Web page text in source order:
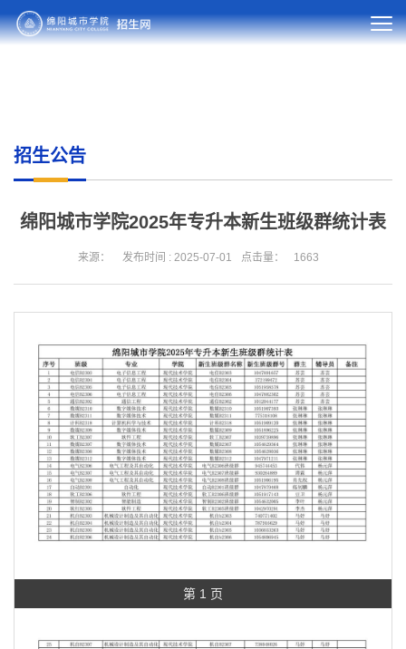
招生公告
绵阳城市学院2025年专升本新生班级群统计表
来源： 发布时间 : 2025-07-01 点击量： 1663
第 1 页